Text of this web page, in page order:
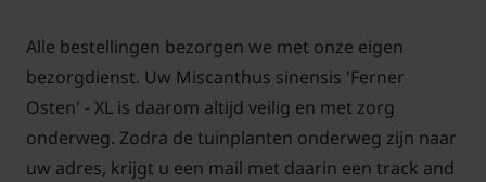
Alle bestellingen bezorgen we met onze eigen
bezorgdienst. Uw Miscanthus sinensis 'Ferner
Osten' - XL is daarom altijd veilig en met zorg
onderweg. Zodra de tuinplanten onderweg zijn naar
uw adres, krijgt u een mail met daarin een track and